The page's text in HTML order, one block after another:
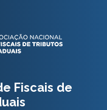
Fiscais de